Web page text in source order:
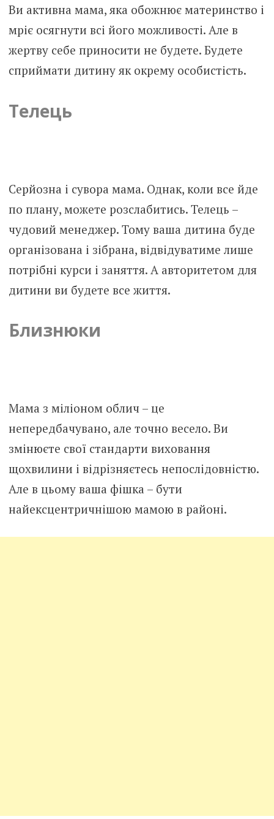
Ви активна мама, яка обожнює материнство і
мріє осягнути всі його можливості. Але в
жертву себе приносити не будете. Будете
сприймати дитину як окрему особистість.
Телець
Серйозна і сувора мама. Однак, коли все йде
по плану, можете розслабитись. Телець –
чудовий менеджер. Тому ваша дитина буде
організована і зібрана, відвідуватиме лише
потрібні курси і заняття. А авторитетом для
дитини ви будете все життя.
Близнюки
Мама з міліоном облич – це
непередбачувано, але точно весело. Ви
змінюєте свої стандарти виховання
щохвилини і відрізняєтесь непослідовністю.
Але в цьому ваша фішка – бути
найексцентричнішою мамою в районі.